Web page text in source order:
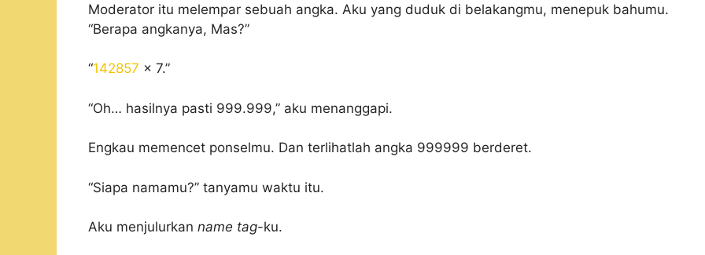
Moderator itu melempar sebuah angka. Aku yang duduk di belakangmu, menepuk bahumu.
“Berapa angkanya, Mas?”
“142857 x 7.”
“Oh… hasilnya pasti 999.999,” aku menanggapi.
Engkau memencet ponselmu. Dan terlihatlah angka 999999 berderet.
“Siapa namamu?” tanyamu waktu itu.
Aku menjulurkan name tag-ku.